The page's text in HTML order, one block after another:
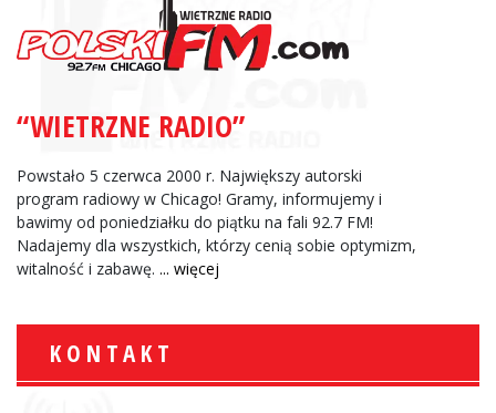
“WIETRZNE RADIO”
Powstało 5 czerwca 2000 r. Największy autorski
program radiowy w Chicago! Gramy, informujemy i
bawimy od poniedziałku do piątku na fali 92.7 FM!
Nadajemy dla wszystkich, którzy cenią sobie optymizm,
witalność i zabawę. ... więcej
KONTAKT